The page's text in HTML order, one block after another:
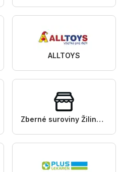
ALLTOYS
Zberné suroviny Žilina a.s.